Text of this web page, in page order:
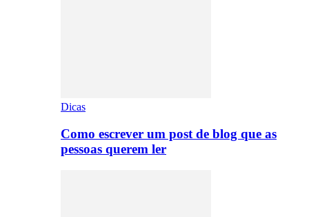
Dicas
Como escrever um post de blog que as
pessoas querem ler